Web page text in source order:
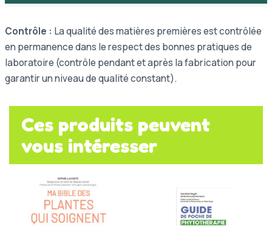
Contrôle : La qualité des matières premières est contrôlée
en permanence dans le respect des bonnes pratiques de
laboratoire (contrôle pendant et après la fabrication pour
garantir un niveau de qualité constant).
Ces produits peuvent
vous intéresser